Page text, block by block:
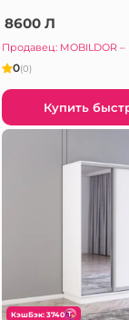
(200x60x210H см)
8600 Л
Продавец: MOBILDOR –
0(0)
Купить
КэшБэк: 3740